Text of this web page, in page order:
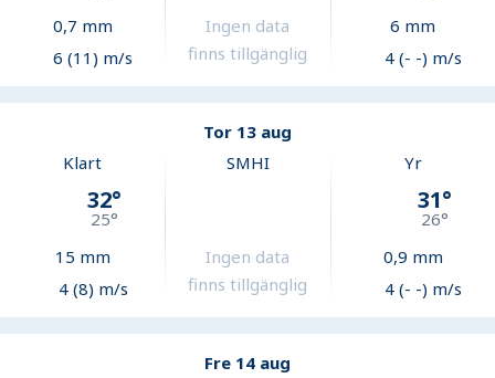
0,7 mm
6 (11) m/s
Ingen data
finns tillgänglig
6 mm
4 (- -) m/s
Tor 13 aug
Klart
32°
25°
15 mm
4 (8) m/s
SMHI
Ingen data
finns tillgänglig
Yr
31°
26°
0,9 mm
4 (- -) m/s
Fre 14 aug